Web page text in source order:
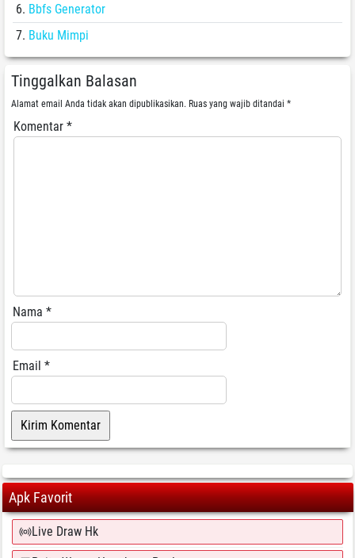
Bbfs Generator
Buku Mimpi
Tinggalkan Balasan
Alamat email Anda tidak akan dipublikasikan. Ruas yang wajib ditandai *
Komentar *
Nama *
Email *
Apk Favorit
Live Draw Hk